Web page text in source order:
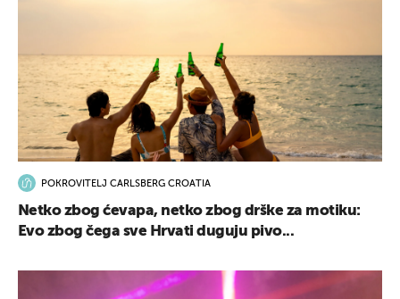
POKROVITELJ CARLSBERG CROATIA
Netko zbog ćevapa, netko zbog drške za motiku:
Evo zbog čega sve Hrvati duguju pivo...